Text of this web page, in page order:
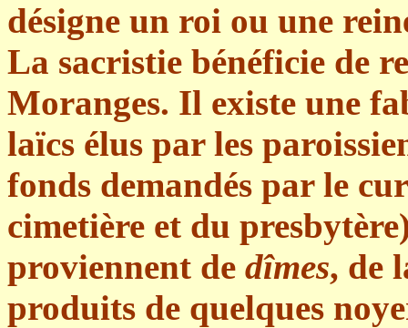
désigne un roi ou une
La sacristie bénéficie de
Moranges. Il existe une
laïcs élus par les
fonds demandés par le
cimetière et du
proviennent de dîmes, de
produits de quelques